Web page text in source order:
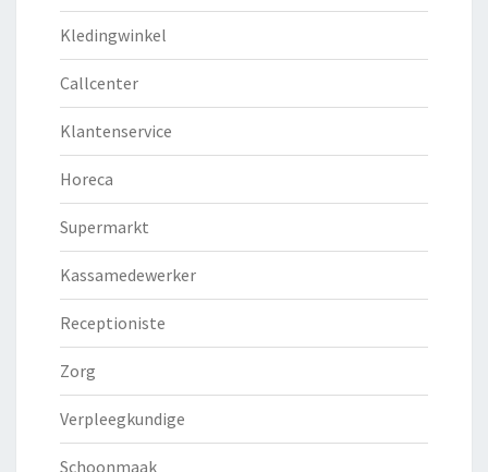
Kledingwinkel
Callcenter
Klantenservice
Horeca
Supermarkt
Kassamedewerker
Receptioniste
Zorg
Verpleegkundige
Schoonmaak